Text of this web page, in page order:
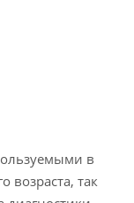
в
возраста, так